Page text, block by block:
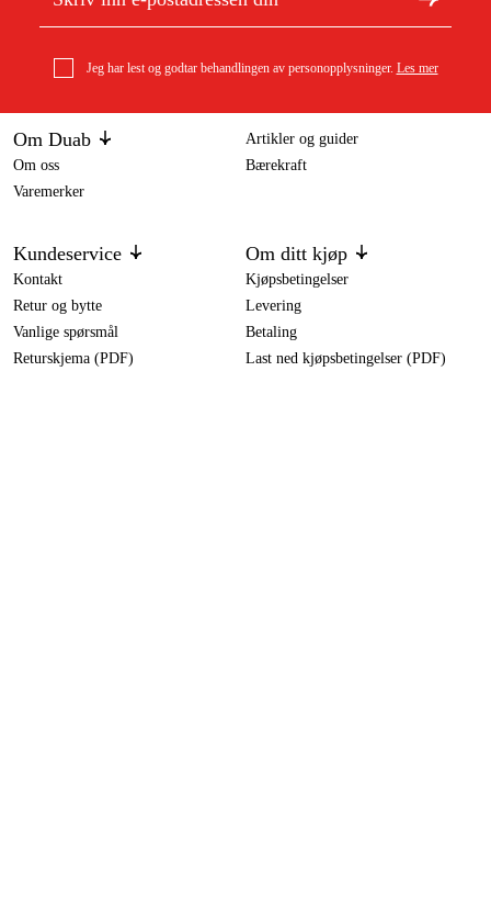
Jeg har lest og godtar behandlingen av personopplysninger. Les mer
Om Duab
Om oss
Varemerker
Artikler og guider
Bærekraft
Kundeservice
Kontakt
Retur og bytte
Vanlige spørsmål
Returskjema (PDF)
Om ditt kjøp
Kjøpsbetingelser
Levering
Betaling
Last ned kjøpsbetingelser (PDF)